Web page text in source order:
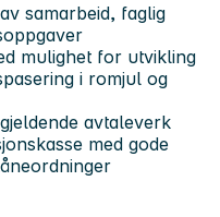
samarbeid, faglig
mulighet for utvikling
i romjul og
avtaleverk
med gode